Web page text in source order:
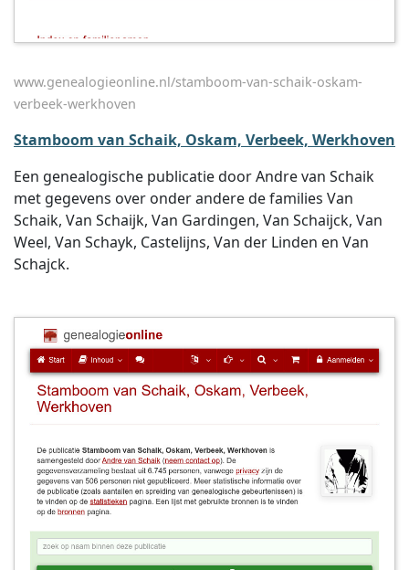
www.genealogieonline.nl/stamboom-van-schaik-oskam-
verbeek-werkhoven
Stamboom van Schaik, Oskam, Verbeek, Werkhoven
Een genealogische publicatie door Andre van Schaik
met gegevens over onder andere de families Van
Schaik, Van Schaijk, Van Gardingen, Van Schaijck, Van
Weel, Van Schayk, Castelijns, Van der Linden en Van
Schajck.